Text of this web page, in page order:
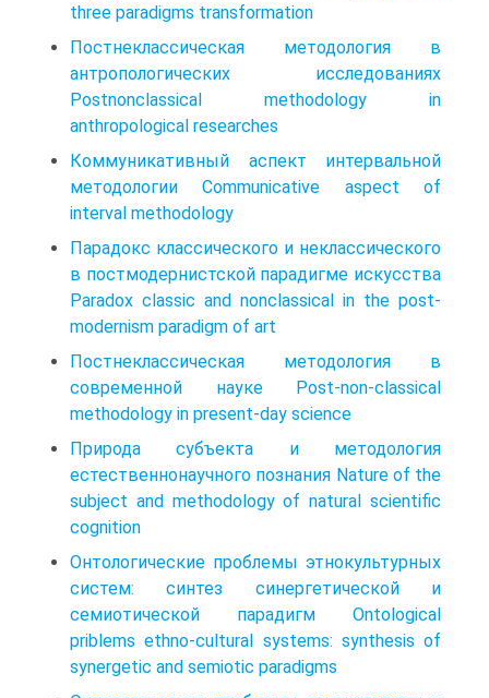
three paradigms transformation
Постнеклассическая методология в
антропологических исследованиях
Postnonclassical methodology in
anthropological researches
Коммуникативный аспект интервальной
методологии Communicative aspect of
interval methodology
Парадокс классического и неклассического
в постмодернистской парадигме искусства
Paradox classic and nonclassical in the post-
modernism paradigm of art
Постнеклассическая методология в
современной науке Post-non-classical
methodology in present-day science
Природа субъекта и методология
естественнонаучного познания Nature of the
subject and methodology of natural scientific
cognition
Онтологические проблемы этнокультурных
систем: синтез синергетической и
семиотической парадигм Ontological
priblems ethno-cultural systems: synthesis of
synergetic and semiotic paradigms